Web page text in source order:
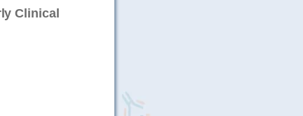
Clinical